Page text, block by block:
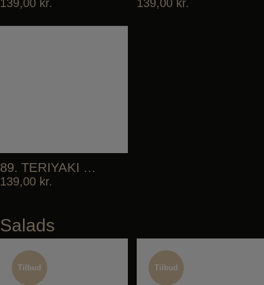
139,00 kr. 139,00 kr.
89. TERIYAKI SALMON DON
139,00 kr.
Salads
Tilbud
Tilbud
Tilbud
Tilbud